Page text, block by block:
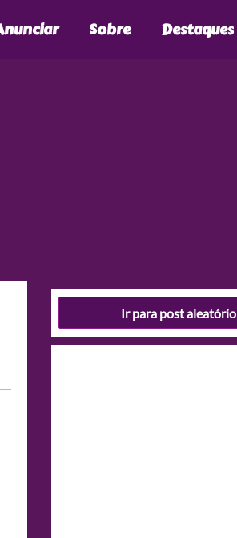
Sobre Destaques
Ir para post aleatório